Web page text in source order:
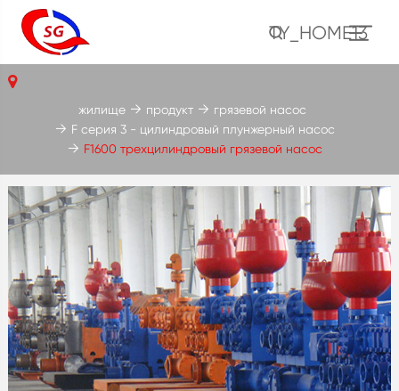
TY_HOME13
жилище продукт
грязевой насос
F серия 3 - цилиндровый плунжерный насос
F1600 трехцилиндровый грязевой насос